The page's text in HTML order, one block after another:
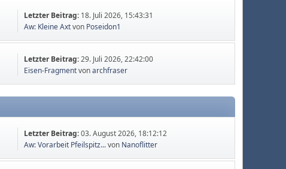
Letzter Beitrag: 18. Juli 2026, 15:43:31
Aw: Kleine Axtvon Poseidon1
Letzter Beitrag:29. Juli 2026, 22:42:00
Eisen-Fragmentvonarchfraser
Letzter Beitrag:03. August 2026, 18:12:12
Aw: Vorarbeit Pfeilspitz...von Nanoflitter